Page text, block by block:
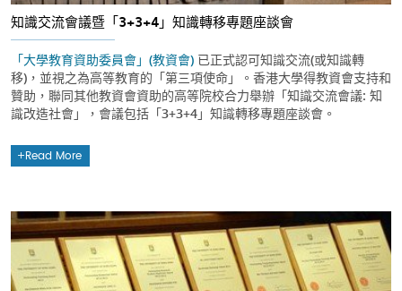
知識交流會議暨「3+3+4」知識轉移專題座談會
「大學教育資助委員會」(教資會) 已正式認可知識交流(或知識轉
移)，並視之為高等教育的「第三項使命」。香港大學得教資會支持和
贊助，聯同其他教資會資助的高等院校合力舉辦「知識交流會議: 知
識改造社會」，會議包括「3+3+4」知識轉移專題座談會。
Read More